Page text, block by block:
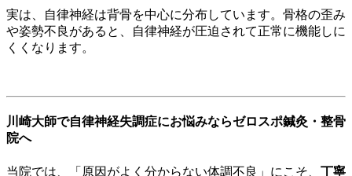
実は、自律神経は背骨を中心に分布しています。骨格の歪み
や姿勢不良があると、自律神経が圧迫されて正常に機能しに
くくなります。
川崎大師で自律神経失調症にお悩みならゼロスポ鍼灸・整骨
院へ
当院では、「原因がよく分からない体調不良」にこそ、 丁寧